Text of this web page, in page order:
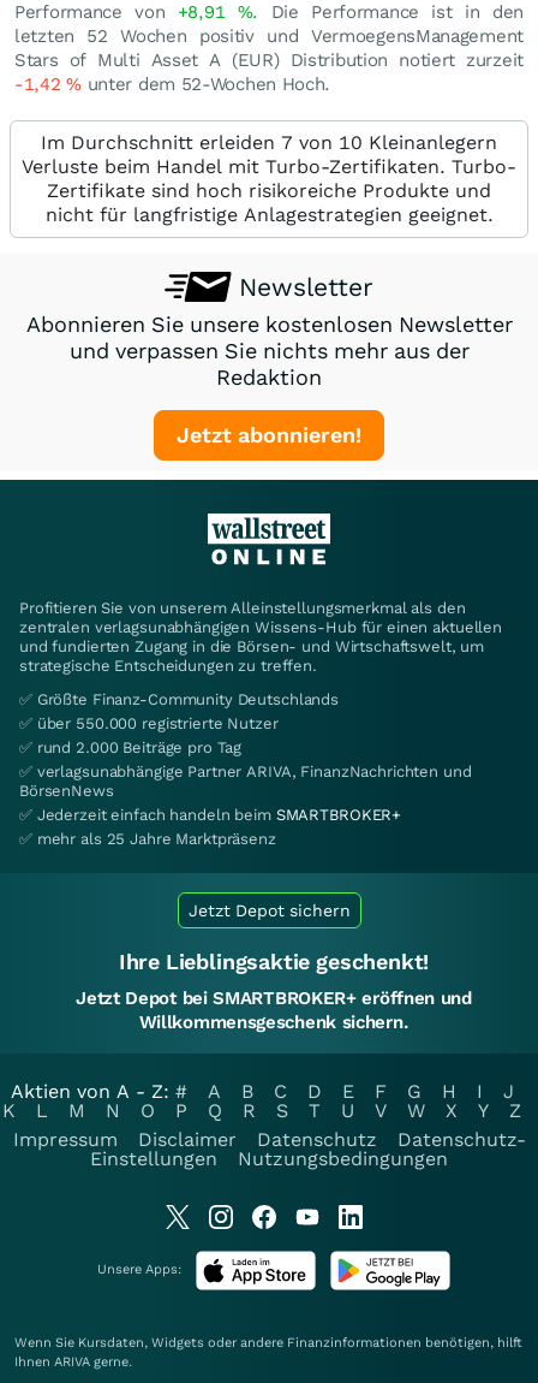
Performance von +8,91 %. Die Performance ist in den
letzten 52 Wochen positiv und VermoegensManagement
Stars of Multi Asset A (EUR) Distribution notiert zurzeit
-1,42%unter dem 52-Wochen Hoch.
Im Durchschnitt erleiden 7 von 10 Kleinanlegern
Verluste beim Handel mit Turbo-Zertifikaten. Turbo-
Zertifikate sind hoch risikoreiche Produkte und
nicht für langfristige Anlagestrategien geeignet.
Newsletter
Abonnieren Sie unsere kostenlosen Newsletter
und verpassen Sie nichts mehr aus der
Redaktion
Jetzt abonnieren!
Profitieren Sie von unserem Alleinstellungsmerkmal als den
zentralen verlagsunabhängigen Wissens-Hub für einen aktuellen
und fundierten Zugang in die Börsen- und Wirtschaftswelt, um
strategische Entscheidungen zu treffen.
✅ Größte Finanz-Community Deutschlands
✅ über 550.000 registrierte Nutzer
✅ rund 2.000 Beiträge pro Tag
✅ verlagsunabhängige Partner ARIVA, FinanzNachrichten und
BörsenNews
✅ Jederzeit einfach handeln beim SMARTBROKER+
✅ mehr als 25 Jahre Marktpräsenz
Jetzt Depot sichern
Ihre Lieblingsaktie geschenkt!
Jetzt Depot bei SMARTBROKER+ eröffnen und
Willkommensgeschenk sichern.
Aktien von A - Z: # A B C D E F G H I
J
K
L M N O P Q R S T U V W X Y
Z
Impressum
Disclaimer Datenschutz
Datenschutz-
Einstellungen
Nutzungsbedingungen
Unsere Apps:
Wenn Sie Kursdaten, Widgets oder andere Finanzinformationen benötigen, hilft
Ihnen ARIVA gerne.